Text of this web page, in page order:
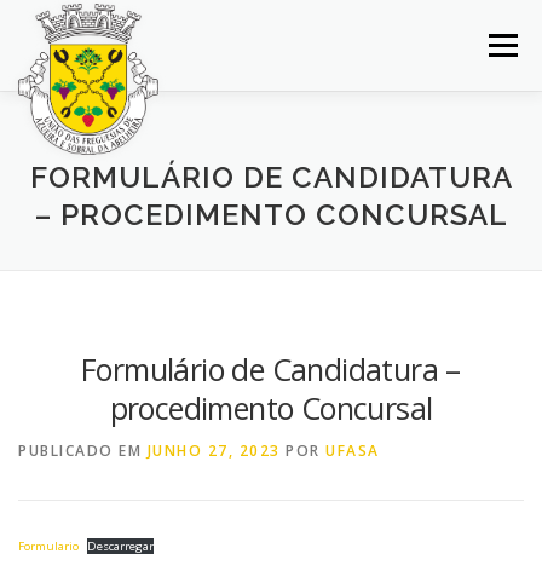
Saltar
conteúdo
Menu
INÍCIO JUNTA DE FREGUESIA
BALCÃO VIRTUAL NOTÍCIAS MAPA
FORMULÁRIO DE CANDIDATURA
– PROCEDIMENTO CONCURSAL
Formulário de Candidatura –
procedimento Concursal
PUBLICADO EM JUNHO 27, 2023 POR UFASA
Formulario Descarregar